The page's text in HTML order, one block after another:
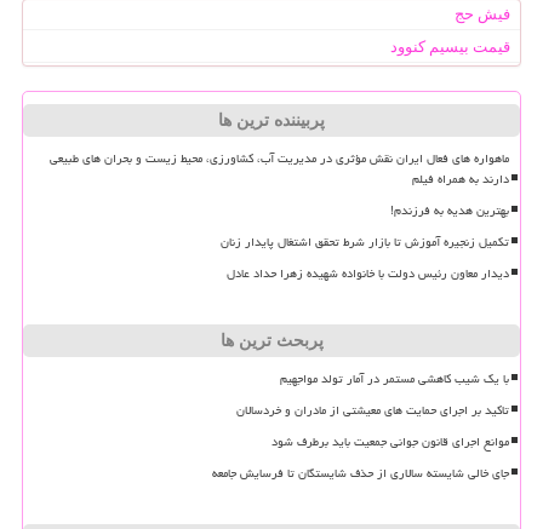
فیش حج
قیمت بیسیم کنوود
پربیننده ترین ها
ماهواره های فعال ایران نقش مؤثری در مدیریت آب، کشاورزی، محیط زیست و بحران های طبیعی
دارند به همراه فیلم
بهترین هدیه به فرزندم!
تکمیل زنجیره آموزش تا بازار شرط تحقق اشتغال پایدار زنان
دیدار معاون رئیس دولت با خانواده شهیده زهرا حداد عادل
پربحث ترین ها
با یک شیب کاهشی مستمر در آمار تولد مواجهیم
تاکید بر اجرای حمایت های معیشتی از مادران و خردسالان
موانع اجرای قانون جوانی جمعیت باید برطرف شود
جای خالی شایسته سالاری از حذف شایستگان تا فرسایش جامعه